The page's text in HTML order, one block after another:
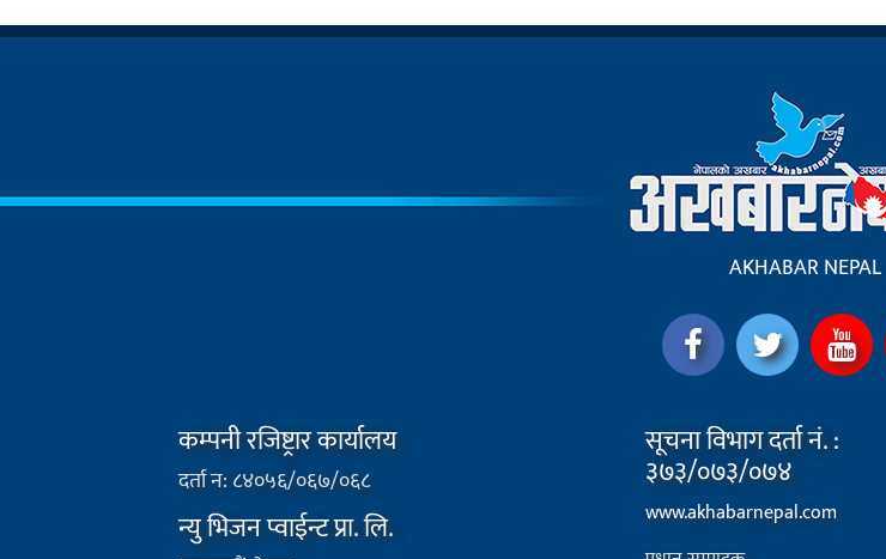
AKHABAR NEPAL
कम्पनी रजिष्ट्रार कार्यालय
दर्ता न: ८४०५६/०६७/०६८
न्यु भिजन प्वाईन्ट प्रा. लि.
सूचना विभाग दर्ता नं. :
३७३/०७३/०७४
www.akhabarnepal.com